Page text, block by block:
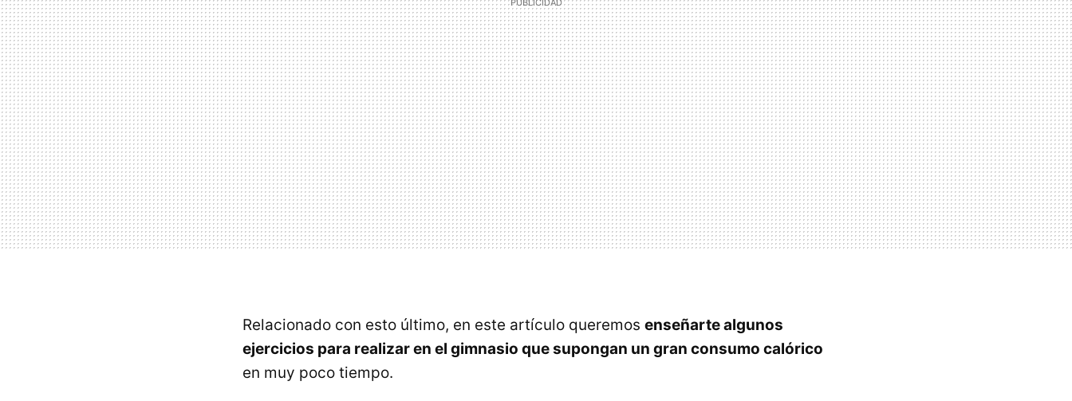
Relacionado con esto último, en este artículo queremos enseñarte algunos
ejercicios para realizar en el gimnasio que supongan un gran consumo calórico
en muy poco tiempo.